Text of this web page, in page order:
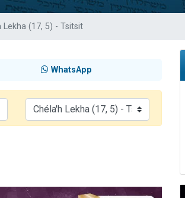
Lekha (17, 5) - Tsitsit
WhatsApp